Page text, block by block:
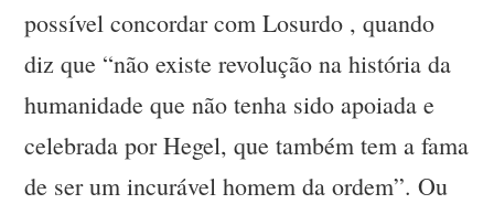
possível concordar com Losurdo , quando
diz que “não existe revolução na história da
humanidade que não tenha sido apoiada e
celebrada por Hegel, que também tem a fama
de ser um incurável homem da ordem”. Ou